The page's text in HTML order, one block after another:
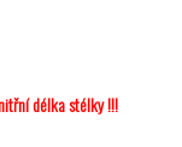
délka stélky !!!